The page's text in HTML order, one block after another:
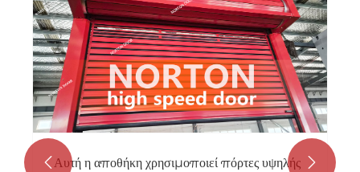
Αυτή η αποθήκη χρησιμοποιεί πόρτες υψηλής
 